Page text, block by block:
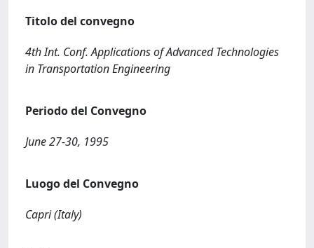
Titolo del convegno
4th Int. Conf. Applications of Advanced Technologies
in Transportation Engineering
Periodo del Convegno
June 27-30, 1995
Luogo del Convegno
Capri (Italy)